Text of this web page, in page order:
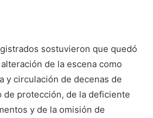
sostuvieron que quedó
de la escena como
y circulación de decenas de
de protección, de la deficiente
y de la omisión de